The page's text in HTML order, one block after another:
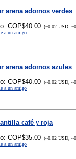
arena adornos verdes
COP$40.00 (~0.02 USD,
a un amigo
arena adornos azules
COP$40.00 (~0.02 USD,
a un amigo
café y roja
COP$35.00 (~0.02 USD,
a un amigo